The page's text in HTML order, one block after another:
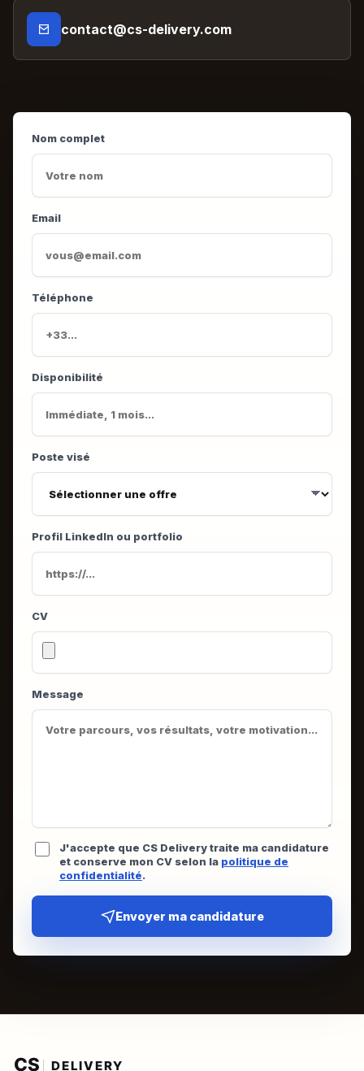
contact@cs-delivery.com
Nom complet
Email
Téléphone
Disponibilité
Poste visé
Profil LinkedIn ou portfolio
CV
Message
J'accepte que CS Delivery traite ma candidature
et conserve mon CV selon la politique de
confidentialité.
Envoyer ma candidature